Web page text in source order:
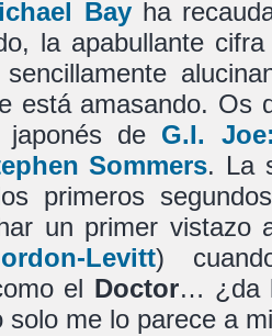
Bayha
la apabullante
está amasando. Os
japonés de G.I.
Sommers. La
primeros
un primer vistazo
Levitt)
el Doctor… ¿da
solo me lo parece a